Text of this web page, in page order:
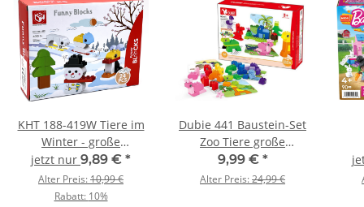
KHT 188-419W Tiere im
Winter - große
Klemmbausteine
jetzt nur 9,89 € *
Alter Preis:10,99 €
Rabatt: 10%
Dubie 441 Baustein-Set
Zoo Tiere große
Klemmbausteine
9,99 € *
Alter Preis:24,99 €